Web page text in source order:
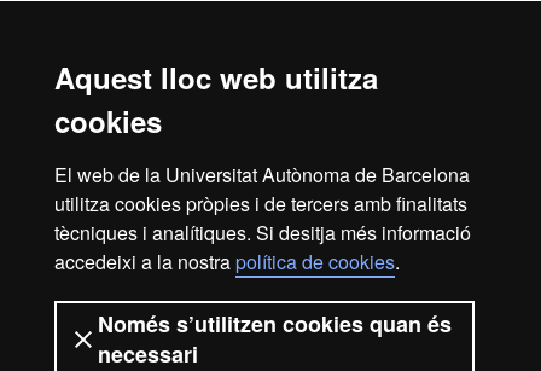
Aquest lloc web utilitza
cookies
El web de la Universitat Autònoma de Barcelona
utilitza cookies pròpies i de tercers amb finalitats
tècniques i analítiques. Si desitja més informació
accedeixi a la nostrapolítica de cookies.
Només s’utilitzen cookies quan és
necessari
Data prevista de resolució: A partir del 12 de juny.
Durant la setmana següent es realitzarà la notificació
corresponent als estudiants.
“Admès condicional” ha d'abonar l’import en concepte
dePrematrículaabans del 21 de juny per garantir la
plaça.Recorda : Si no fas efectiu el pagament de la
prematricula abans de la data indicada, entendrem que
renuncies a la teva plaça al màster.